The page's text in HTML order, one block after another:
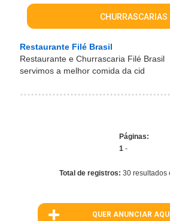
CHURRASCARIAS
Restaurante Filé Brasil
Restaurante e Churrascaria Filé Brasil
servimos a melhor comida da cid
Páginas:
1 -
Total de registros: 30 resultados
QUER ANUNCIAR